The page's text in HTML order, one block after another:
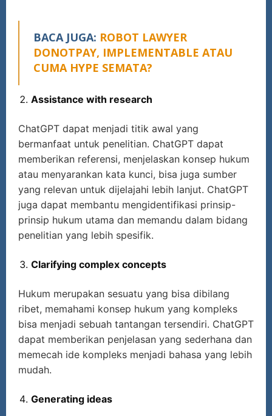
BACA JUGA: ROBOT LAWYER
DONOTPAY, IMPLEMENTABLE ATAU
CUMA HYPE SEMATA?
Assistance with research
ChatGPT dapat menjadi titik awal yang
bermanfaat untuk penelitian. ChatGPT dapat
memberikan referensi, menjelaskan konsep hukum
atau menyarankan kata kunci, bisa juga sumber
yang relevan untuk dijelajahi lebih lanjut. ChatGPT
juga dapat membantu mengidentifikasi prinsip-
prinsip hukum utama dan memandu dalam bidang
penelitian yang lebih spesifik.
Clarifying complex concepts
Hukum merupakan sesuatu yang bisa dibilang
ribet, memahami konsep hukum yang kompleks
bisa menjadi sebuah tantangan tersendiri. ChatGPT
dapat memberikan penjelasan yang sederhana dan
memecah ide kompleks menjadi bahasa yang lebih
mudah.
Generating ideas